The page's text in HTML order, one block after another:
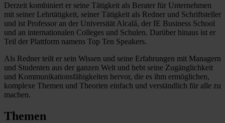
Derzeit kombiniert er seine Tätigkeit als Berater für Unternehmen
mit seiner Lehrtätigkeit, seiner Tätigkeit als Redner und Schriftsteller
und ist Professor an der Universität Alcalá, der IE Business School
und an internationalen Colleges und Schulen. Darüber hinaus ist er
Teil der Plattform namens Top Ten Speakers.
Als Redner teilt er sein Wissen und seine Erfahrungen mit Managern
und Studenten aus der ganzen Welt und hebt seine Zugänglichkeit
und Kommunikationsfähigkeiten hervor, die es ihm ermöglichen,
komplexe Themen und Theorien einfach und verständlich für alle zu
machen.
Themen